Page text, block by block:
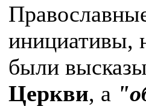
инициативы,
были
Церкви, а